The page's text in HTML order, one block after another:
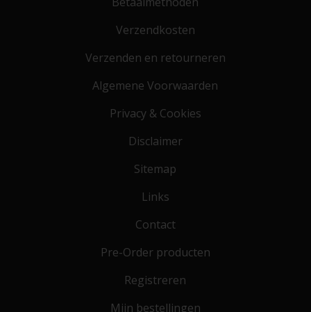
Verzendkosten
Verzenden en retourneren
Algemene Voorwaarden
Privacy & Cookies
Disclaimer
Sitemap
Links
Contact
Pre-Order producten
Registreren
Mijn bestellingen